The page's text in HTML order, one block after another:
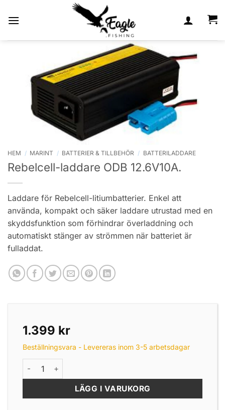
HEM / MARINT / BATTERIER & TILLBEHÖR / BATTERILADDARE
Rebelcell-laddare ODB 12.6V10A.
Laddare för Rebelcell-litiumbatterier. Enkel att
använda, kompakt och säker laddare utrustad med en
skyddsfunktion som förhindrar överladdning och
automatiskt stänger av strömmen när batteriet är
fulladdat.
1.399 kr
Beställningsvara - Levereras inom 3-5 arbetsdagar
Rebelcell-laddare ODB 12.6V10A. mängd
LÄGG I VARUKORG